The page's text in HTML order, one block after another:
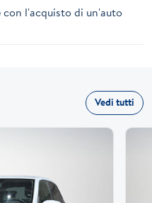
l'acquisto di un'auto
Vedi tutti